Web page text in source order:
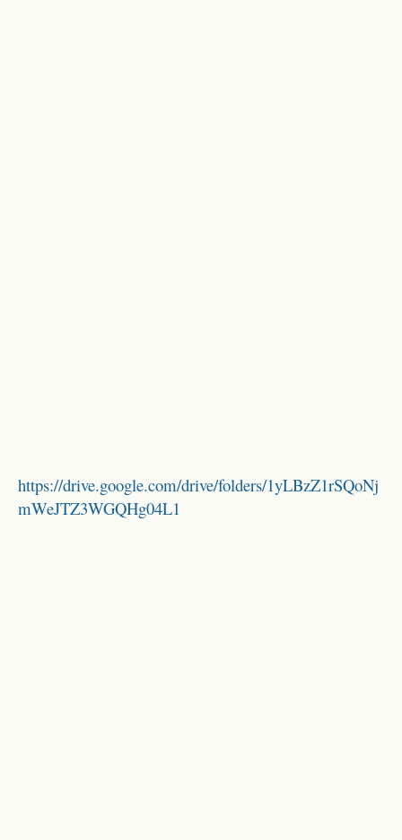
https://drive.google.com/drive/folders/1yLBzZ1rSQoNj
mWeJTZ3WGQHg04L1